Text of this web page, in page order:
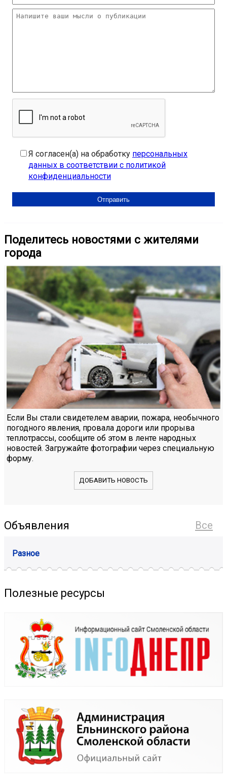
Я согласен(а) на обработку персональных
данных в соответствии с политикой
конфиденциальности
Поделитесь новостями с жителями
города
Если Вы стали свидетелем аварии, пожара, необычного
погодного явления, провала дороги или прорыва
теплотрассы, сообщите об этом в ленте народных
новостей. Загружайте фотографии через специальную
форму.
ДОБАВИТЬ НОВОСТЬ
Все
Объявления
Разное
Полезные ресурсы